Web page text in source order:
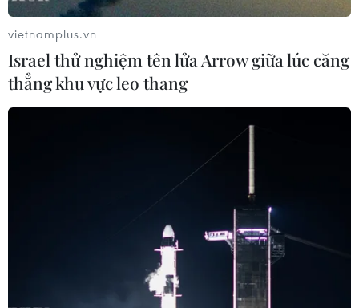
vietnamplus.vn
Israel thử nghiệm tên lửa Arrow giữa lúc căng
thẳng khu vực leo thang